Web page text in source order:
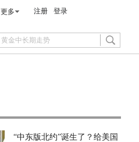
更多 注册 登录
“中东版北约”诞生了？给美国